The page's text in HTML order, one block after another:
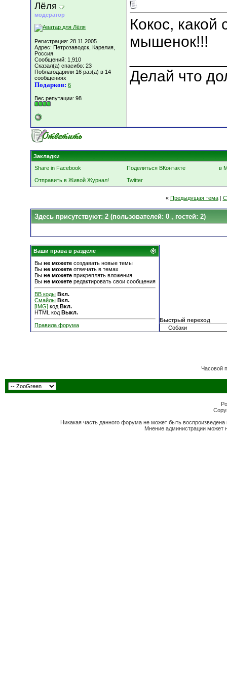
Лёля
модератор
Регистрация: 28.11.2005
Адрес: Петрозаводск, Карелия,
Россия
Сообщений: 1,910
Сказал(а) спасибо: 23
Поблагодарили 16 раз(а) в 14
сообщениях
Подарков: 6
Вес репутации: 98
Кокос,
мышенок!!!
Делай что
Закладки
Share in Facebook
Поделиться ВКонтакте
в
Отправить в Живой Журнал!
Twitter
« Предыдущая тема|
Здесь присутствуют: 2 (пользователей: 0 , гостей: 2)
Ваши права в разделе
Вы не можете создавать новые темы
Вы не можете отвечать в темах
Вы не можете прикреплять вложения
Вы не можете редактировать свои сообщения
BB коды Вкл.
Смайлы Вкл.
[IMG] код Вкл.
HTML код Выкл.
Правила форума
Быстрый переход
Часовой
Никакая часть данного форума не может быть
Мнение администрации может